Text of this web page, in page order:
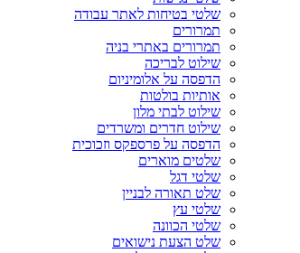
שלטי בטיחות לאתר עבודה
תמרורים
תמרורים באתרי בניה
שילוט לבריכה
הדפסה על אלומיניום
אותיות בולטות
שילוט לבתי מלון
שילוט חדרים ומשרדים
הדפסה על פרספקס וזכוכית
שלטים מוארים
שלטי דגל
שלט תאורה לבניין
שלטי עץ
שלטי הכוונה
שלט הצעת נישואים